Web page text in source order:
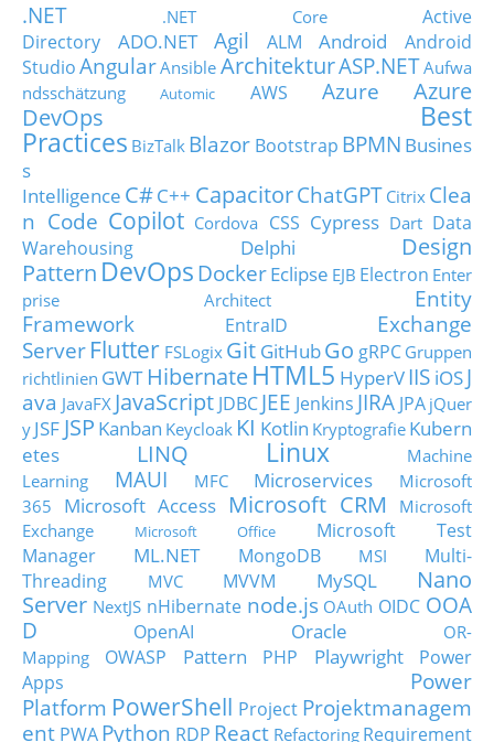
.NET .NET Core
Active
Directory
ADO.NET Agil ALM Android
Android
StudioAngularAnsible ArchitekturASP.NETAufwa
ndsschätzung
Automic AWS Azure
Azure
DevOps
Best
Practices BizTalk Blazor Bootstrap BPMN Busines
s
Intelligence C#C++ CapacitorChatGPT Citrix Clea
n Code Copilot Cordova CSS Cypress Dart Data
Warehousing
Delphi
Design
Pattern DevOps DockerEclipse EJB Electron Enter
prise Architect
Entity
Framework
EntraID
Exchange
Server Flutter FSLogix Git GitHubGo gRPC Gruppen
richtlinien GWT HibernateHTML5 HyperVIIS iOSJ
ava JavaFX JavaScript JDBC JEE Jenkins JIRA JPA jQuer
y JSF JSP Kanban Keycloak KI Kotlin Kryptografie Kubern
etes
LINQ Linux
Machine
Learning
MAUI MFC Microservices
Microsoft
365
Microsoft Access Microsoft CRM
Microsoft
Exchange
Microsoft Office
Microsoft Test
Manager
ML.NET MongoDB MSI
Multi-
Threading
MVC MVVM MySQL
Nano
Server NextJS nHibernate node.js OAuth OIDC OOA
D
OpenAI Oracle
OR-
Mapping
OWASP Pattern PHP Playwright
Power
Apps
Power
Platform PowerShell Project Projektmanagem
ent PWA Python RDP React Refactoring Requirement